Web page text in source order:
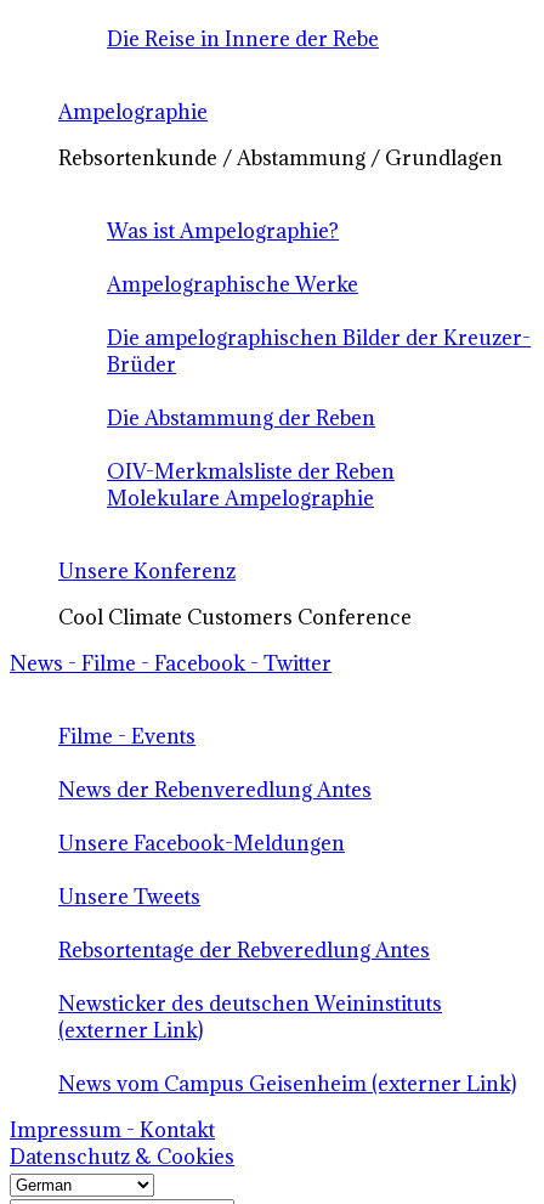
Die Reise in Innere der Rebe
Ampelographie
Rebsortenkunde / Abstammung / Grundlagen
Was ist Ampelographie?
Ampelographische Werke
Die ampelographischen Bilder der Kreuzer-
Brüder
Die Abstammung der Reben
OIV-Merkmalsliste der Reben
Molekulare Ampelographie
Unsere Konferenz
Cool Climate Customers Conference
News - Filme - Facebook - Twitter
Filme - Events
News der Rebenveredlung Antes
Unsere Facebook-Meldungen
Unsere Tweets
Rebsortentage der Rebveredlung Antes
Newsticker des deutschen Weininstituts
(externer Link)
News vom Campus Geisenheim (externer Link)
Impressum - Kontakt
Datenschutz & Cookies